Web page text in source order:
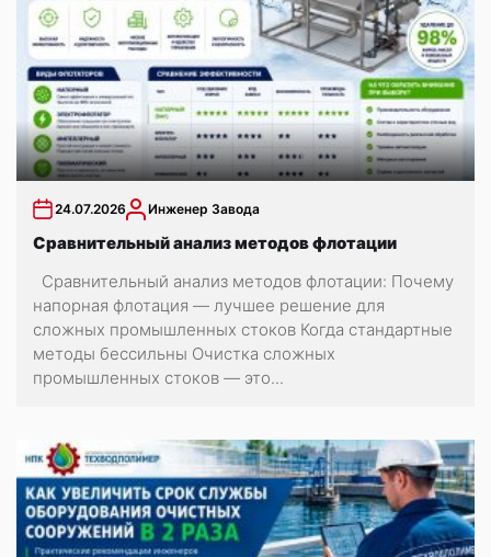
24.07.2026 Инженер Завода
Сравнительный анализ методов флотации
Сравнительный анализ методов флотации: Почему
напорная флотация — лучшее решение для
сложных промышленных стоков Когда стандартные
методы бессильны Очистка сложных
промышленных стоков — это...